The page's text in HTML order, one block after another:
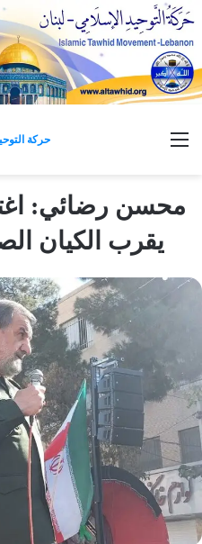
حركة القائمة
محسن رضائي:
يقرب الكيان